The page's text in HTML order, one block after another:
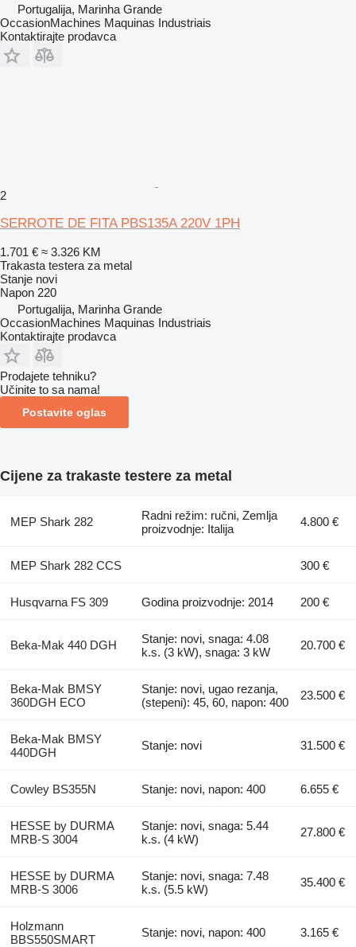
Portugalija, Marinha Grande
OccasionMachines Maquinas Industriais
Kontaktirajte prodavca
2
SERROTE DE FITA PBS135A 220V 1PH
1.701 € ≈ 3.326 KM
Trakasta testera za metal
Stanje novi
Napon 220
Portugalija, Marinha Grande
OccasionMachines Maquinas Industriais
Kontaktirajte prodavca
Prodajete tehniku?
Učinite to sa nama!
Postavite oglas
Cijene za trakaste testere za metal
MEP Shark 282
Radni režim: ručni, Zemlja
proizvodnje: Italija
4.800 €
MEP Shark 282 CCS 300 €
Husqvarna FS 309 Godina proizvodnje: 2014 200 €
Beka-Mak 440 DGH
Stanje: novi, snaga: 4.08
k.s. (3 kW), snaga: 3 kW
20.700 €
Beka-Mak BMSY
360DGH ECO
Stanje: novi, ugao rezanja,
(stepeni): 45, 60, napon: 400
23.500 €
Beka-Mak BMSY
440DGH
Stanje: novi 31.500 €
Cowley BS355N Stanje: novi, napon: 400 6.655 €
HESSE by DURMA
MRB-S 3004
Stanje: novi, snaga: 5.44
k.s. (4 kW)
27.800 €
HESSE by DURMA
MRB-S 3006
Stanje: novi, snaga: 7.48
k.s. (5.5 kW)
35.400 €
Holzmann
BBS550SMART
Stanje: novi, napon: 400 3.165 €